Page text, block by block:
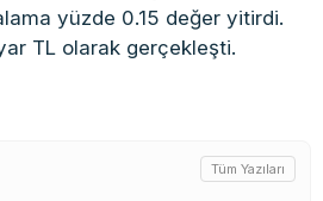
yüzde 0.15 değer yitirdi.
TL olarak gerçekleşti.
Tüm Yazıları